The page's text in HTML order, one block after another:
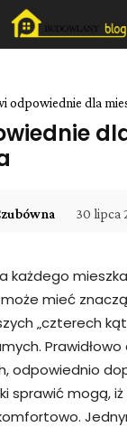
odpowiednie dla
30 lipca
każdego
mieć
„czterech
odpowiednio
sprawić mogą,